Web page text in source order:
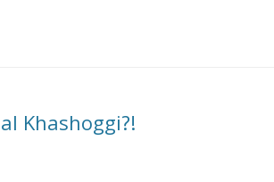
Khashoggi?!